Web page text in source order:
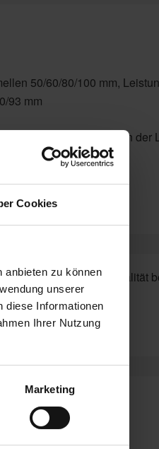
Cookies
anbieten zu können
unserer
diese Informationen
Ihrer Nutzung
Marketing
50/60/80/100 mm,
93 mm
Riegel-Fassade, in der